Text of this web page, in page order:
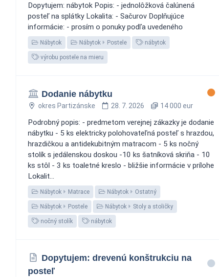
Dopytujem: nábytok Popis: - jednolôžková čalúnená
posteľ na splátky Lokalita: - Sačurov Doplňujúce
informácie: - prosím o ponuky podľa uvedeného
Nábytok Nábytok Postele nábytok
výrobu postele na mieru
Dodanie nábytku
okres Partizánske 28. 7. 2026 14 000 eur
Podrobný popis: - predmetom verejnej zákazky je dodanie
nábytku - 5 ks elektricky polohovateľná posteľ s hrazdou,
hrazdičkou a antidekubitným matracom - 5 ks nočný
stolík s jedálenskou doskou -10 ks šatníková skriňa - 10
ks stôl - 3 ks toaletné kreslo - bližšie informácie v prílohe
Lokalit...
Nábytok Matrace Nábytok Ostatný
Nábytok Postele Nábytok Stoly a stoličky
nočný stolík nábytok
Dopytujem: drevenú konštrukciu na
posteľ